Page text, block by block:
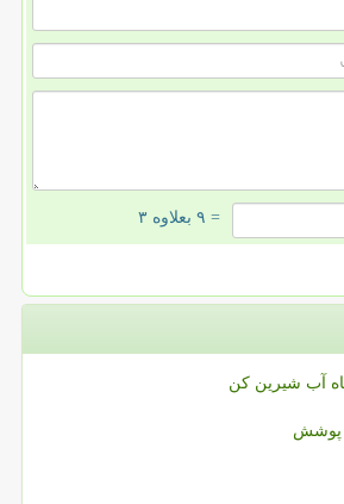
= ۹ بعلاوه ۳
آب شیرین کن
پوشش